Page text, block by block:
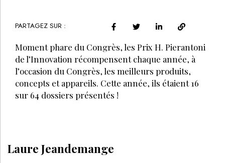
PARTAGEZ SUR :
Moment phare du Congrès, les Prix H. Pierantoni
de l’Innovation récompensent chaque année, à
l’occasion du Congrès, les meilleurs produits,
concepts et appareils. Cette année, ils étaient 16
sur 64 dossiers présentés !
Laure Jeandemange